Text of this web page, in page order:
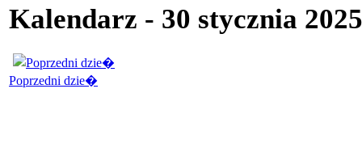
Kalendarz - 30 stycznia
Poprzedni dzie�